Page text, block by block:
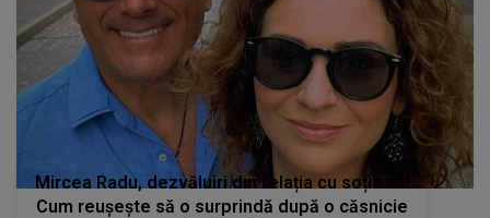
Mircea Radu, dezvăluiri din relația cu soția sa!
Cum reușește să o surprindă după o căsnicie